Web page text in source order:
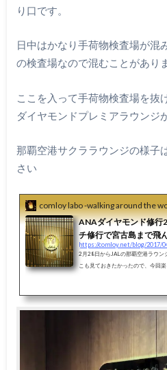
り口です。
日中はかなり手荷物検査場が混
の検査場なので混むことがあり
ここを入って手荷物検査場を抜
ダイヤモンドプレミアラウンジ
那覇空港サクララウンジの様子
さい
comloy labo -walking around the
ANAダイヤモンド修行
チ修行で宮古島まで飛
化 新しくなったJAL那
https://comloy.net/blog/2017/
2月28日からJALの那覇空港ラウン
こも見ておきたかったので、今回
れたので、同じ場所に作るとなる
検査場はできたので、激混みの手